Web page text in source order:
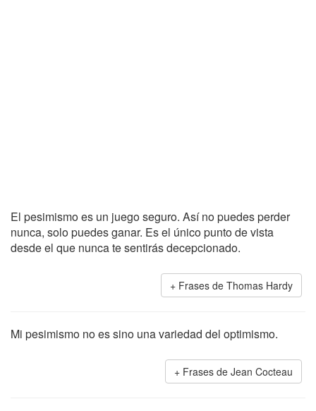
El pesimismo es un juego seguro. Así no puedes perder
nunca, solo puedes ganar. Es el único punto de vista
desde el que nunca te sentirás decepcionado.
Frases de Thomas Hardy
Mi pesimismo no es sino una variedad del optimismo.
Frases de Jean Cocteau